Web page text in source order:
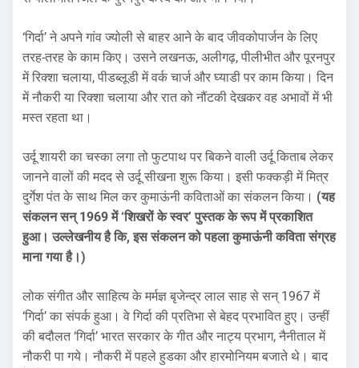
‘गिर्दा’ ने अपने गांव ज्योली से बाहर आने के बाद जीवकोपार्जन के लिए
तरह-तरह के काम किए। उसने लखनऊ, अलीगढ़, पीलीभीत और पूरनपुर
में रिक्शा चलाया, पीडब्लूडी में वर्क चार्ज और घ्याडी पर काम किया। दिन
में नौकरी या रिक्शा चलाया और रात को नौंटकी देखकर वह अभावों में भी
मस्त रहता था।
उर्दू शायरी का चस्का लगा तो फुटपाथ पर बिकने वाली उर्दू किताब लेकर
जानने वालों की मदद से उर्दू सीखना शुरू किया। इसी फक्कड़ी में मित्र
दुर्गेश पंत के साथ मिल कर कुमाऊंनी कविताओं का संकलन किया। (यह
संकलन सन् 1969 में ‘शिखरों के स्वर’ पुस्तक के रूप में प्रकाशित
हुआ। उल्लेखनीय है कि, इस संकलन को पहला कुमाऊंनी कविता संग्रह
माना गया है।)
लोक संगीत और साहित्य के मर्मज्ञ बृजेन्द्र लाल साह से सन् 1967 में
‘गिर्दा’ का संपर्क हुआ। वे गिर्दा की प्रतिभा से बेहद प्रभावित हुए। उन्हीं
की बदौलत ‘गिर्दा’ भारत सरकार के गीत और नाट्य प्रभाग, नैनीताल में
नौकरी पा गये। नौकरी में पहले हुडका और हारमोनियम बजाते थे। बाद